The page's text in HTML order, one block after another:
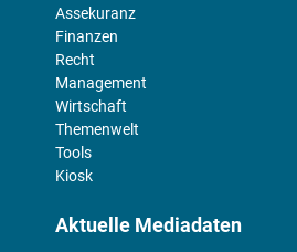
Assekuranz
Finanzen
Recht
Management
Wirtschaft
Themenwelt
Tools
Kiosk
Aktuelle Mediadaten